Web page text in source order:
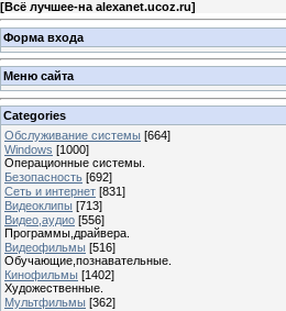
[Всё лучшее-на alexanet.ucoz.ru]
Форма входа
Меню сайта
Categories
Обслуживание системы [664]
Windows [1000]
Операционные системы.
Безопасность [692]
Сеть и интернет [831]
Видеоклипы [713]
Видео,аудио [556]
Программы,драйвера.
Видеофильмы [516]
Обучающие,познавательные.
Кинофильмы [1402]
Художественные.
Мультфильмы [362]